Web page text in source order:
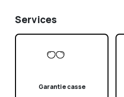
Services
Garantie casse